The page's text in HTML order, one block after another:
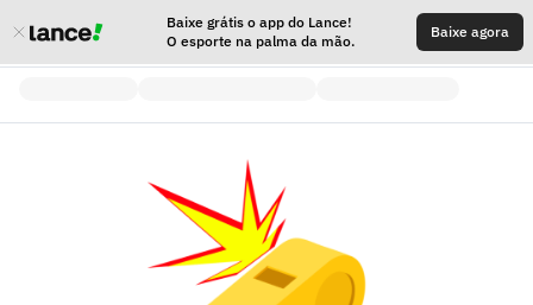
Baixe grátis o app do Lance!
O esporte na palma da mão.
Baixe agora